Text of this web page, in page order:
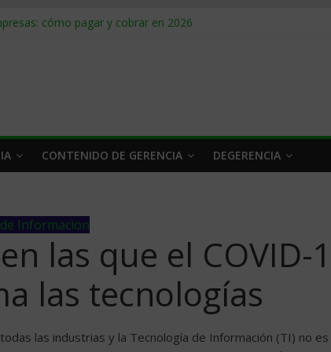
cómo pagar y cobrar en 2026
cadena de suministro: qué hacer
UU.: cómo segmentarlo y venderle
CONTENIDO DE GERENCIA DEGERENCIA
Informacion
las que el COVID-
las tecnologías
las industrias y la Tecnología de Información (TI) no es